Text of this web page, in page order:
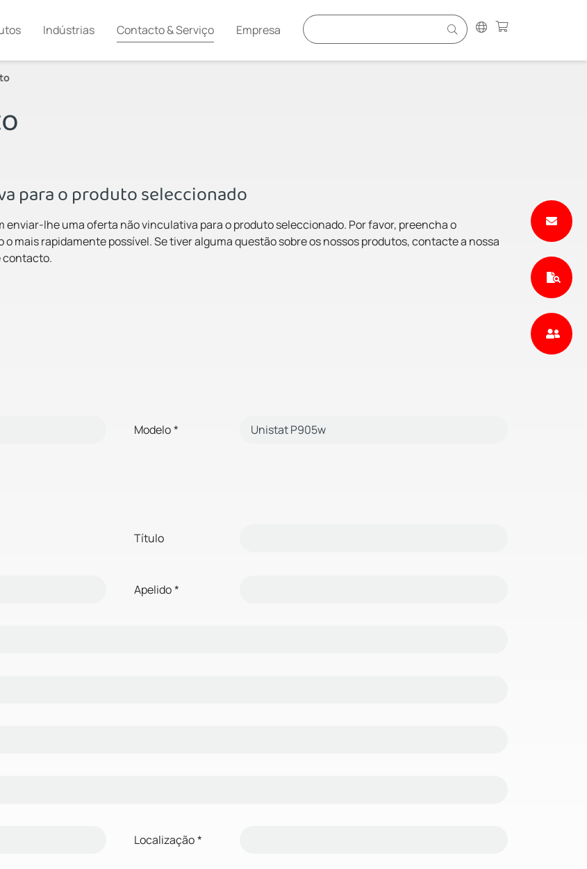
Indústrias Contacto & Serviço Empresa
para o produto seleccionado
enviar-lhe uma oferta não vinculativa para o produto seleccionado. Por favor, preencha o
mais rapidamente possível. Se tiver alguma questão sobre os nossos produtos, contacte a nossa
contacto.
Modelo*
Título
Apelido*
Localização*